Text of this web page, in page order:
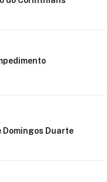
Duarte